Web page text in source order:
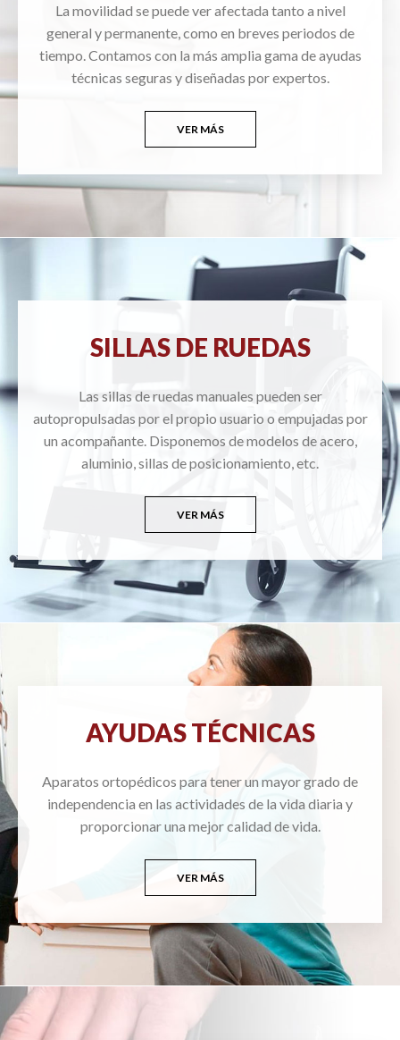
La movilidad se puede ver afectada tanto a nivel
general y permanente, como en breves periodos de
tiempo. Contamos con la más amplia gama de ayudas
técnicas seguras y diseñadas por expertos.
VER MÁS
SILLAS DE RUEDAS
Las sillas de ruedas manuales pueden ser
autopropulsadas por el propio usuario o empujadas por
un acompañante. Disponemos de modelos de acero,
aluminio, sillas de posicionamiento, etc.
VER MÁS
AYUDAS TÉCNICAS
Aparatos ortopédicos para tener un mayor grado de
independencia en las actividades de la vida diaria y
proporcionar una mejor calidad de vida.
VER MÁS